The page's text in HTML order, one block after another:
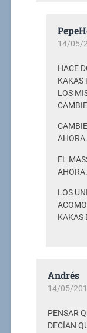
14/05/
HACE
KAKAS
LOS
AHORA.
EL
AHORA.
LOS
KAKAS
Andrés
14/05/
PENSAR
DECÍAN